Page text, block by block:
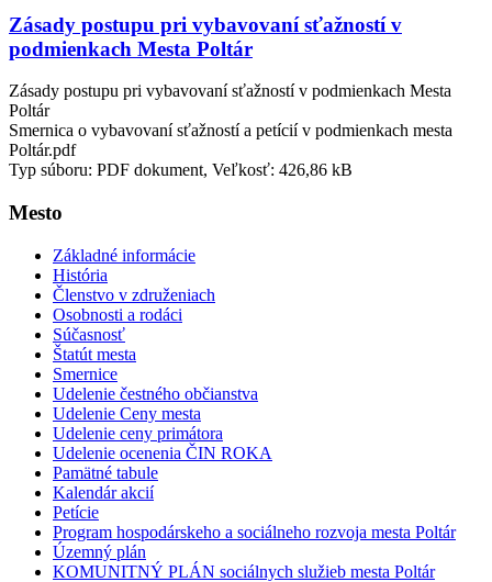
Zásady postupu pri vybavovaní sťažností v
podmienkach Mesta Poltár
Zásady postupu pri vybavovaní sťažností v podmienkach Mesta
Poltár
Smernica o vybavovaní sťažností a petícií v podmienkach mesta
Poltár.pdf
Typ súboru: PDF dokument, Veľkosť: 426,86 kB
Mesto
Základné informácie
História
Členstvo v združeniach
Osobnosti a rodáci
Súčasnosť
Štatút mesta
Smernice
Udelenie čestného občianstva
Udelenie Ceny mesta
Udelenie ceny primátora
Udelenie ocenenia ČIN ROKA
Pamätné tabule
Kalendár akcií
Petície
Program hospodárskeho a sociálneho rozvoja mesta Poltár
Územný plán
KOMUNITNÝ PLÁN sociálnych služieb mesta Poltár